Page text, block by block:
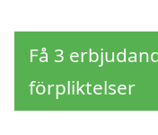
Få 3
förpliktelser